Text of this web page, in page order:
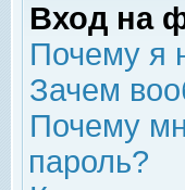
Вход на
Почему я
Зачем
Почему
пароль?